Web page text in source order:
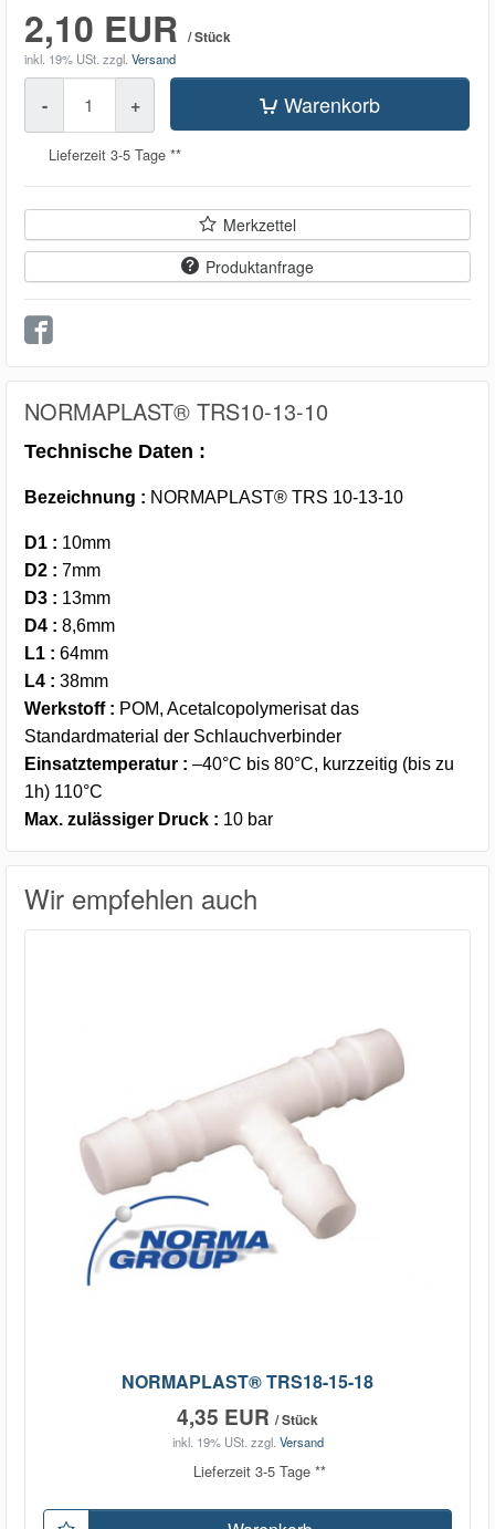
2,10 EUR / Stück
inkl. 19% USt. zzgl. Versand
- + Warenkorb
Lieferzeit 3-5 Tage **
Merkzettel
Produktanfrage
NORMAPLAST® TRS10-13-10
Technische Daten :
Bezeichnung : NORMAPLAST® TRS 10-13-10
D1 : 10mm
D2 : 7mm
D3 : 13mm
D4 : 8,6mm
L1 : 64mm
L4 : 38mm
Werkstoff : POM, Acetalcopolymerisat das
Standardmaterial der Schlauchverbinder
Einsatztemperatur : –40°C bis 80°C, kurzzeitig (bis zu
1h) 110°C
Max. zulässiger Druck : 10 bar
Wir empfehlen auch
NORMAPLAST® TRS18-15-18
4,35 EUR / Stück
inkl. 19% USt. zzgl. Versand
Lieferzeit 3-5 Tage **